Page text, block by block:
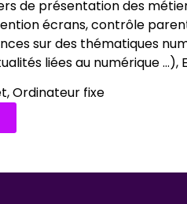
de présentation des
écrans, contrôle
sur des thématiques
liées au numérique
Ordinateur fixe